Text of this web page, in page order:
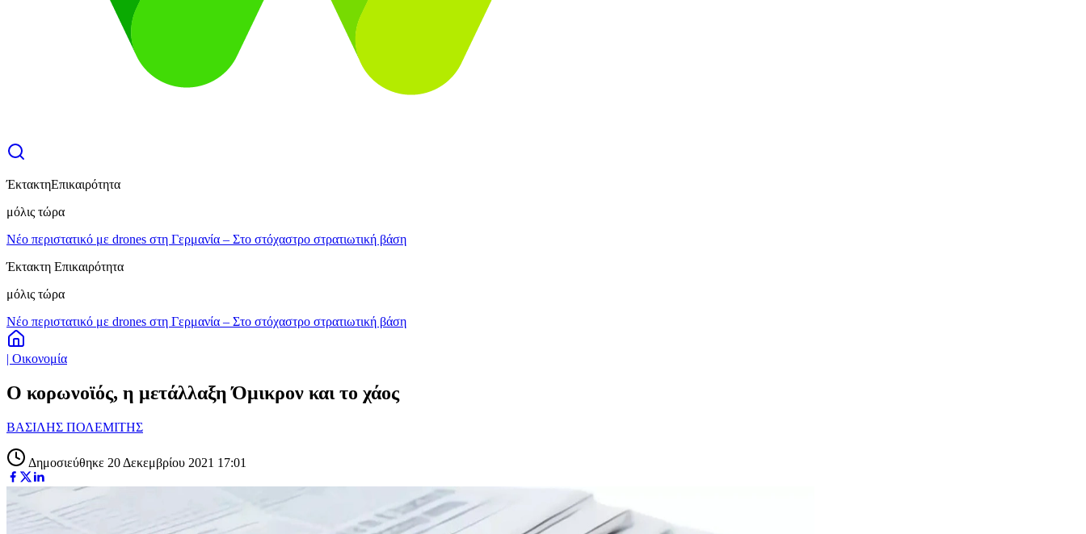
ΈκτακτηΕπικαιρότητα
μόλις τώρα
Νέο περιστατικό με drones στη Γερμανία – Στο στόχαστρο στρατιωτική βάση
Έκτακτη Επικαιρότητα
μόλις τώρα
Νέο περιστατικό με drones στη Γερμανία – Στο στόχαστρο στρατιωτική βάση
| Οικονομία
Ο κορωνοϊός, η μετάλλαξη Όμικρον και το χάος
ΒΑΣΙΛΗΣ ΠΟΛΕΜΙΤΗΣ
Δημοσιεύθηκε 20 Δεκεμβρίου 2021 17:01